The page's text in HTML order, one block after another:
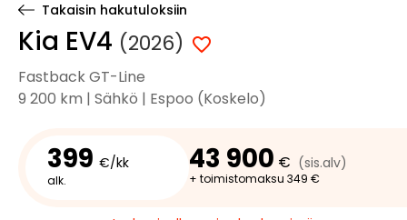
Takaisin hakutuloksiin
Kia EV4 (2026)
Fastback GT-Line
9 200 km | Sähkö | Espoo (Koskelo)
399 €/kk
alk.
43 900 € (sis.alv)
+ toimistomaksu 349 €